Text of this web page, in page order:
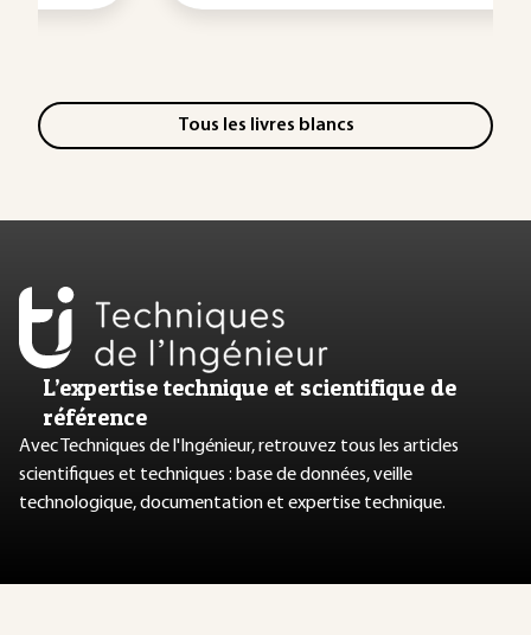
Tous les livres blancs
L’expertise technique et scientifique de
référence
Avec Techniques de l'Ingénieur, retrouvez tous les articles
scientifiques et techniques : base de données, veille
technologique, documentation et expertise technique.